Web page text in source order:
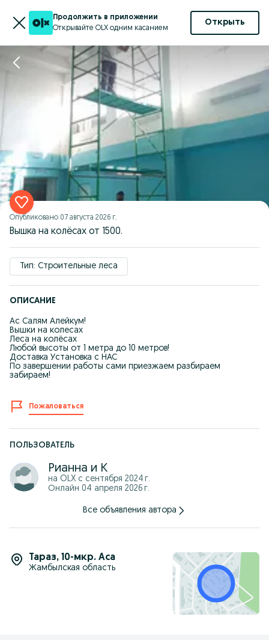
Продолжить в приложении
Открывайте OLX одним касанием
Открыть
Опубликовано 07 августа 2026 г.
Вышка на колёсах от 1500.
Тип: Строительные леса
ОПИСАНИЕ
Ас Салям Алейкум!
Вышки на колесах
Леса на колёсах
Любой высоты от 1 метра до 10 метров!
Доставка Установка с НАС
По завершении работы сами приезжаем разбираем
забираем!
Пожаловаться
ПОЛЬЗОВАТЕЛЬ
Рианна и К
на OLX с сентября 2024 г.
Онлайн 04 апреля 2026 г.
Все объявления автора
Тараз, 10-мкр. Аса
Жамбылская область